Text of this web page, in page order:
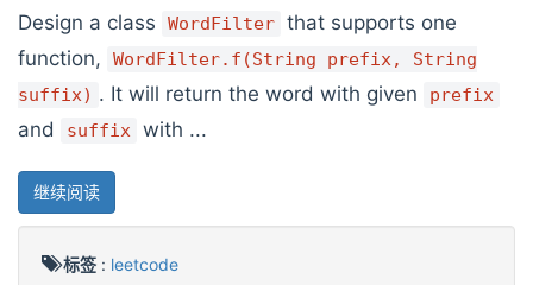
Design a class
WordFilter that supports one
function,
WordFilter.f(String prefix, String
suffix) . It will return the word with given prefix
and suffix with ...
继续阅读
标签 : leetcode